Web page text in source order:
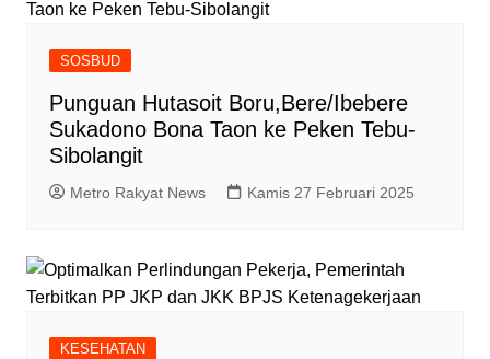
SOSBUD
Punguan Hutasoit Boru,Bere/Ibebere
Sukadono Bona Taon ke Peken Tebu-
Sibolangit
Metro Rakyat News Kamis 27 Februari 2025
KESEHATAN